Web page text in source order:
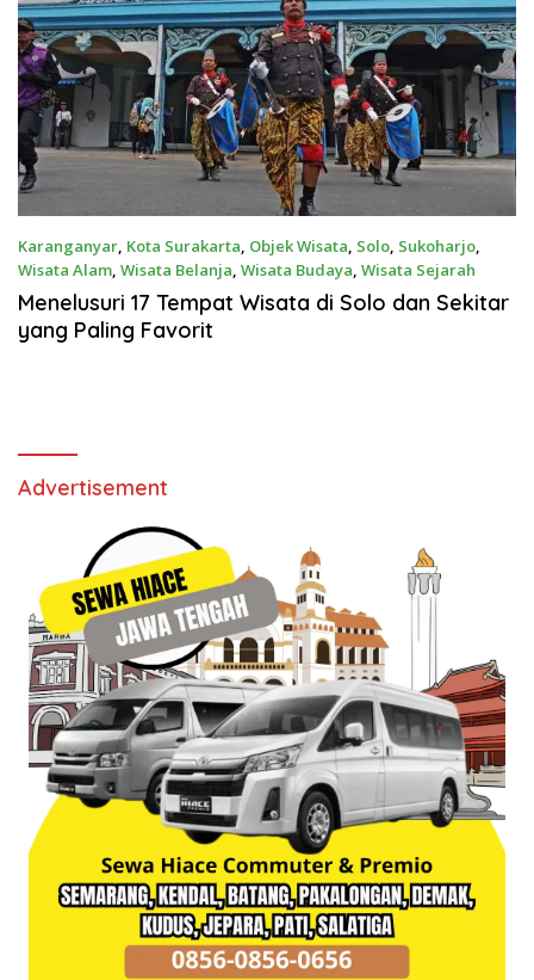
Karanganyar, Kota Surakarta, Objek Wisata, Solo, Sukoharjo,
Wisata Alam, Wisata Belanja, Wisata Budaya, Wisata Sejarah
17 April 2022
Menelusuri 17 Tempat Wisata di Solo dan Sekitar
yang Paling Favorit
Advertisement